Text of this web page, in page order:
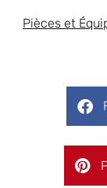
Pièces et